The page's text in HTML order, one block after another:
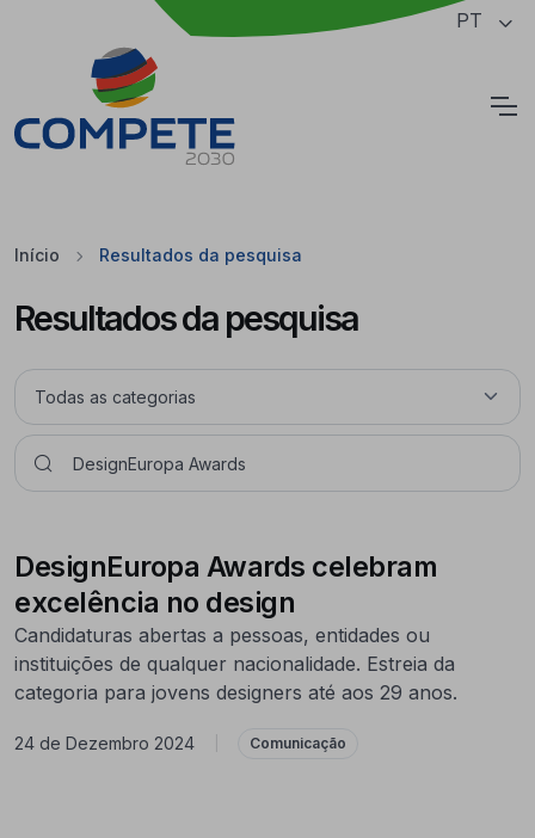
Saltar para o conteúdo principal da página PT
Início Resultados da pesquisa
Resultados da pesquisa
DesignEuropa Awards celebram
excelência no design
Candidaturas abertas a pessoas, entidades ou
instituições de qualquer nacionalidade. Estreia da
categoria para jovens designers até aos 29 anos.
24 de Dezembro 2024 Comunicação